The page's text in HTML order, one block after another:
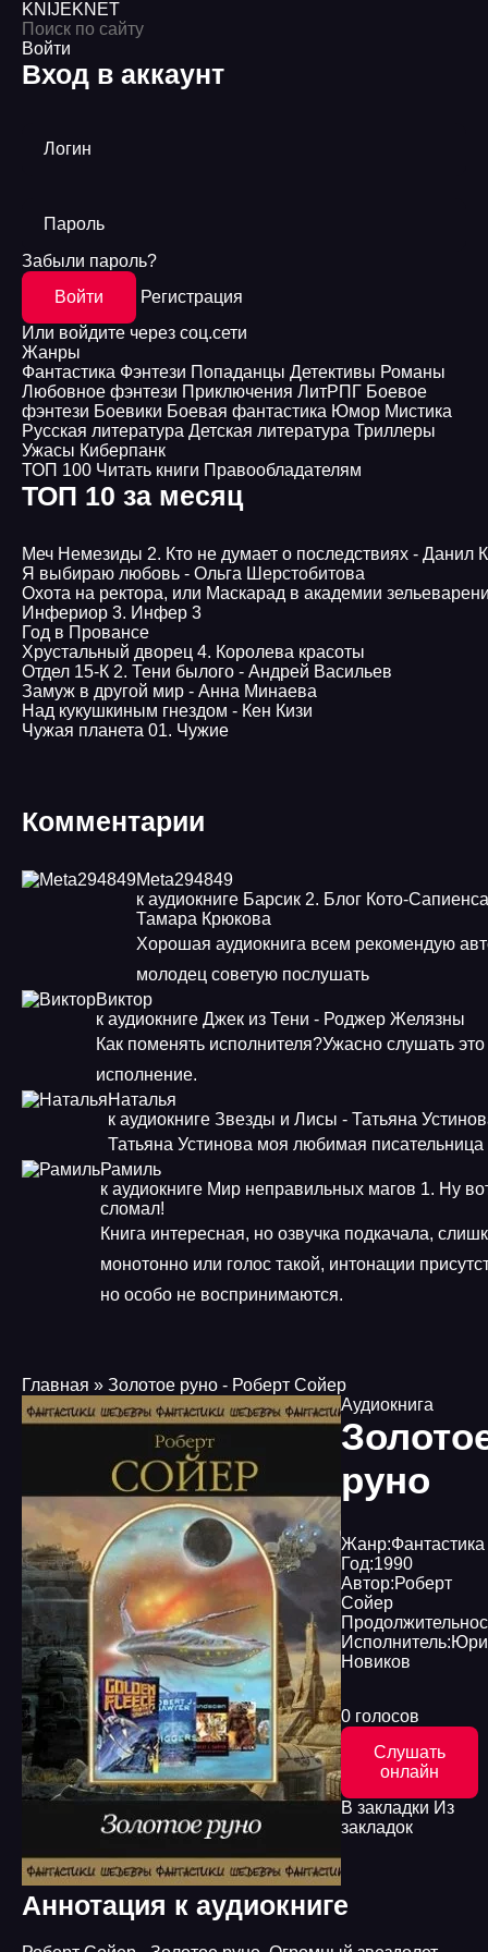
KNIJEKNET
Войти
Вход в аккаунт
Логин
Пароль
Забыли пароль?
Войти
Регистрация
Или войдите через соц.сети
Жанры
Фантастика Фэнтези Попаданцы Детективы Романы
Любовное фэнтези Приключения ЛитРПГ Боевое
фэнтези Боевики Боевая фантастика Юмор Мистика
Русская литература Детская литература Триллеры
Ужасы Киберпанк
ТОП 100 Читать книги Правообладателям
ТОП 10 за месяц
Меч Немезиды 2. Кто не думает о последствиях - Данил
Я выбираю любовь - Ольга Шерстобитова
Охота на ректора, или Маскарад в академии
Инфериор 3. Инфер 3
Год в Провансе
Хрустальный дворец 4. Королева красоты
Отдел 15-К 2. Тени былого - Андрей Васильев
Замуж в другой мир - Анна Минаева
Над кукушкиным гнездом - Кен Кизи
Чужая планета 01. Чужие
Комментарии
Meta294849
к аудиокниге Барсик 2. Блог Кото-
Тамара Крюкова
Хорошая аудиокнига всем рекомендую
молодец советую послушать
Виктор
к аудиокниге Джек из Тени - Роджер Желязны
Как поменять исполнителя?Ужасно слушать это
исполнение.
Наталья
к аудиокниге Звезды и Лисы - Татьяна
Татьяна Устинова моя любимая писательница
Рамиль
к аудиокниге Мир неправильных магов 1. Ну
сломал!
Книга интересная, но озвучка подкачала,
монотонно или голос такой, интонации
но особо не воспринимаются.
Главная » Золотое руно - Роберт Сойер
Аудиокнига
руно
Жанр:Фантастика
Год:1990
Автор:Роберт
Сойер
Исполнитель:
Новиков
0 голосов
Слушать
онлайн
В закладки Из
закладок
Аннотация к аудиокниге